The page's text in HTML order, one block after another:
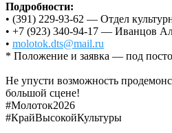
Подробности:
• (391) 229-93-62 — Отдел
• +7 (923) 340-94-17 — Иванцов
• molotok.dts@mail.ru
* Положение и заявка — под
Не упусти возможность
большой сцене!
#Молоток2026
#КрайВысокойКультуры